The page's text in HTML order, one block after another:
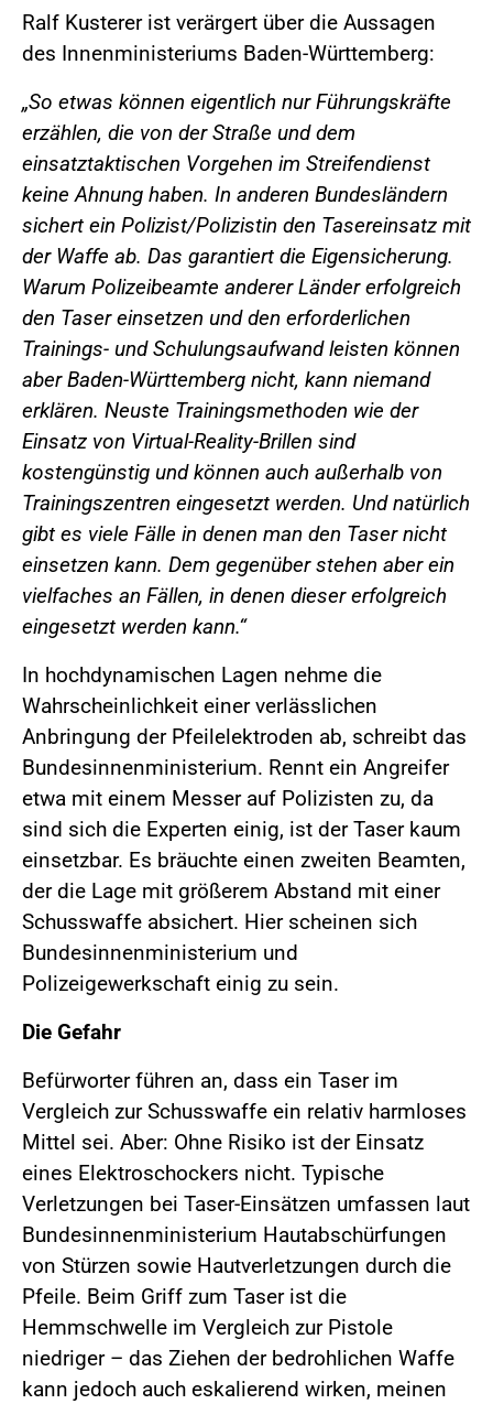
Ralf Kusterer ist verärgert über die Aussagen
des Innenministeriums Baden-Württemberg:
„So etwas können eigentlich nur Führungskräfte
erzählen, die von der Straße und dem
einsatztaktischen Vorgehen im Streifendienst
keine Ahnung haben. In anderen Bundesländern
sichert ein Polizist/Polizistin den Tasereinsatz mit
der Waffe ab. Das garantiert die Eigensicherung.
Warum Polizeibeamte anderer Länder erfolgreich
den Taser einsetzen und den erforderlichen
Trainings- und Schulungsaufwand leisten können
aber Baden-Württemberg nicht, kann niemand
erklären. Neuste Trainingsmethoden wie der
Einsatz von Virtual-Reality-Brillen sind
kostengünstig und können auch außerhalb von
Trainingszentren eingesetzt werden. Und natürlich
gibt es viele Fälle in denen man den Taser nicht
einsetzen kann. Dem gegenüber stehen aber ein
vielfaches an Fällen, in denen dieser erfolgreich
eingesetzt werden kann.“
In hochdynamischen Lagen nehme die
Wahrscheinlichkeit einer verlässlichen
Anbringung der Pfeilelektroden ab, schreibt das
Bundesinnenministerium. Rennt ein Angreifer
etwa mit einem Messer auf Polizisten zu, da
sind sich die Experten einig, ist der Taser kaum
einsetzbar. Es bräuchte einen zweiten Beamten,
der die Lage mit größerem Abstand mit einer
Schusswaffe absichert. Hier scheinen sich
Bundesinnenministerium und
Polizeigewerkschaft einig zu sein.
Die Gefahr
Befürworter führen an, dass ein Taser im
Vergleich zur Schusswaffe ein relativ harmloses
Mittel sei. Aber: Ohne Risiko ist der Einsatz
eines Elektroschockers nicht. Typische
Verletzungen bei Taser-Einsätzen umfassen laut
Bundesinnenministerium Hautabschürfungen
von Stürzen sowie Hautverletzungen durch die
Pfeile. Beim Griff zum Taser ist die
Hemmschwelle im Vergleich zur Pistole
niedriger – das Ziehen der bedrohlichen Waffe
kann jedoch auch eskalierend wirken, meinen